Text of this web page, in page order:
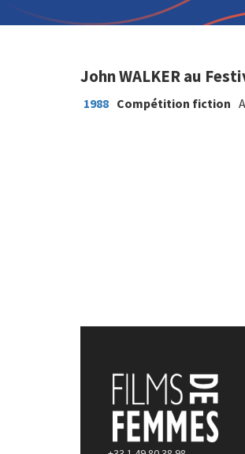
John WALKER au
1988 Compétition fiction